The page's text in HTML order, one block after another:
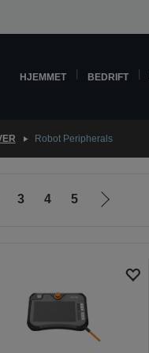
HJEMMET BEDRIFT
Robot Peripherals
3 4 5
Gå